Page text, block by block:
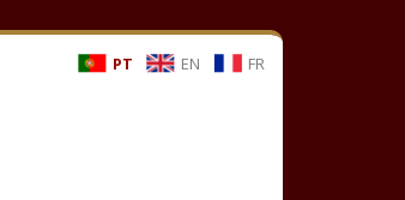
PT EN FR